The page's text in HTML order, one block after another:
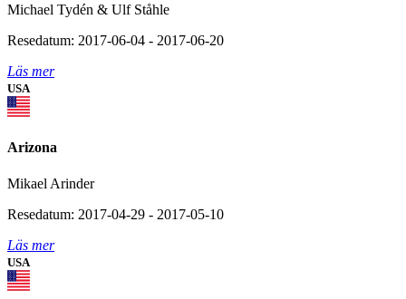
Michael Tydén & Ulf Ståhle
Resedatum: 2017-06-04 - 2017-06-20
Läs mer
USA
Arizona
Mikael Arinder
Resedatum: 2017-04-29 - 2017-05-10
Läs mer
USA